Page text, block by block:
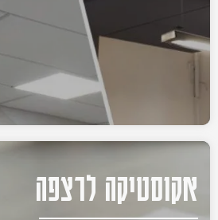
אקוסטיקה לרצפה